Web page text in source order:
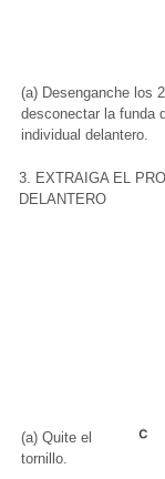
(a) Desenganche los
desconectar la funda
individual delantero.
3. EXTRAIGA EL
DELANTERO
(a) Quite el
tornillo.